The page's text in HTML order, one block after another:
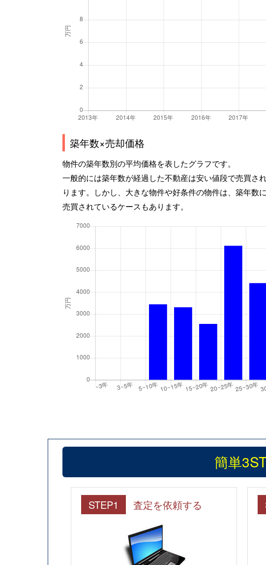
築年数×売却価格
物件の築年数別の平均価格を表したグラフです。
一般的には築年数が経過した不動産は安い値段で売買さ
ります。しかし、大きな物件や好条件の物件は、築年数
売買されているケースもあります。
簡単
STEP1 査定を依頼する